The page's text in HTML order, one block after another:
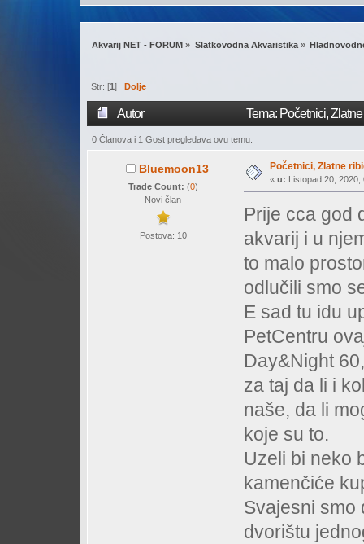
Akvarij NET - FORUM » Slatkovodna Akvaristika»
Str: [1] Dolje
Autor Tema: Početnici,
0 Članova i 1 Gost pregledava ovu temu.
Bluemoon13
Trade Count: (0)
Novi član
Postova: 10
Početnici, Zlatne
« u: Listopad 20, 2020,
Prije cca god
akvarij i u
to malo
odlučili smo
E sad tu idu
PetCentru
Day&Night
za taj da li i
naše, da li
koje su to.
Uzeli bi neko
kamenčiće
Svajesni smo
dvorištu